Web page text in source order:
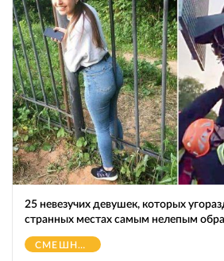
25 невезучих девушек, которых
странных местах самым нелепым
СМЕШНОЕ